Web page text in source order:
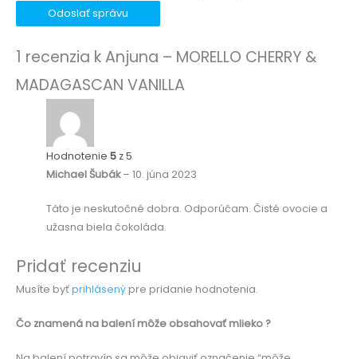
Odoslať správu
1 recenzia kAnjuna – MORELLO CHERRY &
MADAGASCAN VANILLA
Hodnotenie5 z 5
Michael Šubák– 10. júna 2023
Táto je neskutočné dobra. Odporúčam. Čisté ovocie a
užasna biela čokoláda.
Pridať recenziu
Musíte byťprihlásenýpre pridanie hodnotenia.
Čo znamená na balení môže obsahovať mlieko ?